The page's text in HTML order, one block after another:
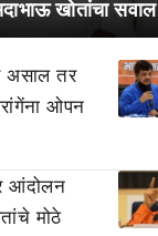
खोतांचा सवाल
असाल तर
ओपन
आंदोलन
मोठे